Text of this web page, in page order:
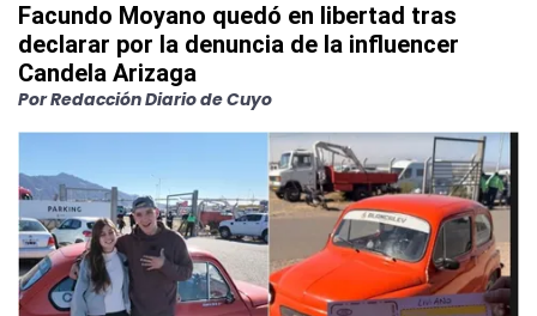
Facundo Moyano quedó en libertad tras
declarar por la denuncia de la influencer
Candela Arizaga
Por Redacción Diario de Cuyo